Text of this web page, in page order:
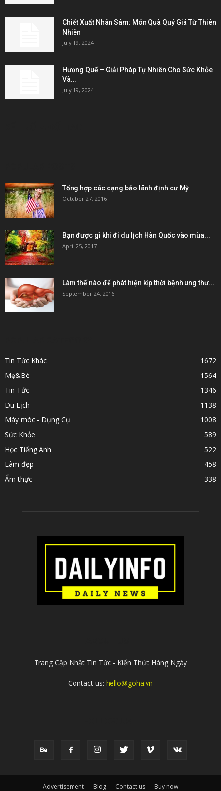
Chiết Xuất Nhân Sâm: Món Quà Quý Giá Từ Thiên
Nhiên
July 19, 2024
Hương Quế – Giải Pháp Tự Nhiên Cho Sức Khỏe
Và...
July 19, 2024
Tổng hợp các dạng bảo lãnh định cư Mỹ
October 27, 2016
Bạn được gì khi đi du lịch Hàn Quốc vào mùa...
April 25, 2017
Làm thế nào để phát hiện kịp thời bệnh ung thư...
September 24, 2016
Tin Tức Khác
1672
Mẹ&Bé
1564
Tin Tức
1346
Du Lịch
1138
Máy móc - Dụng Cụ
1008
Sức Khỏe
589
Học Tiếng Anh
522
Làm đẹp
458
Ẩm thực
338
Trang Cập Nhật Tin Tức - Kiến Thức Hàng Ngày
Contact us: hello@goha.vn
Advertisement Blog Contact us Buy now